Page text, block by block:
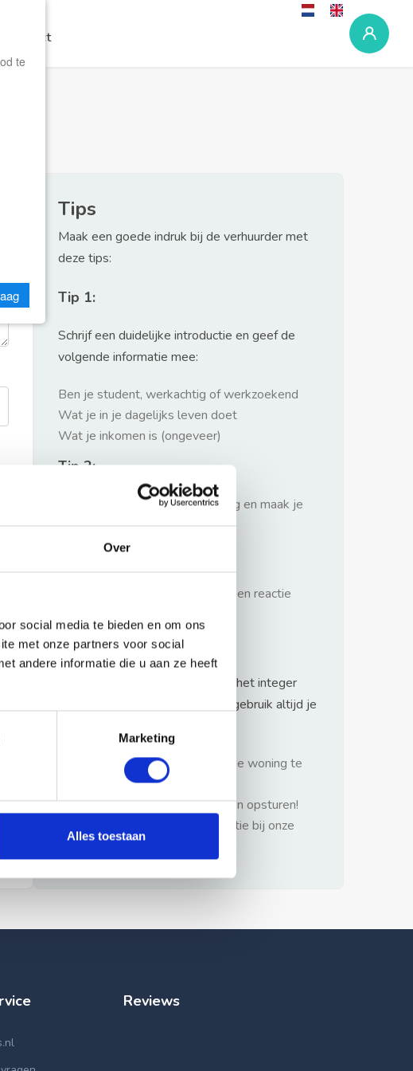
Over
social media te bieden en om ons
met onze partners voor social
andere informatie die u aan ze heeft
Marketing
Alles toestaan
Contact
Tips
Maak een goede indruk bij de verhuurder met
deze tips:
Tip 1:
Schrijf een duidelijke introductie en geef de
volgende informatie mee:
Ben je student, werkachtig of werkzoekend
Wat je in je dagelijks leven doet
Wat je inkomen is (ongeveer)
Tip 2:
Wees beleefd, niet te langdradig en maak je
verhaal kort
Wacht niet met reageren. Snel een reactie
Waarschuwing
Huurflits hecht veel waarde aan het integer
handelen van verhuurders maar gebruik altijd je
1: Nooit vooraf betalen zonder de woning te
hebben gezien.
2: Geen persoonlijke documenten opsturen!
3: Meld bij misbruik de advertentie bij onze
klantenservice.
Reviews
te